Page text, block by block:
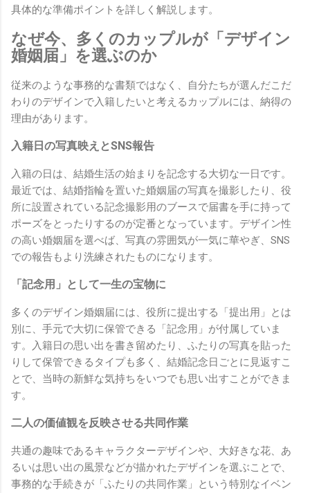
具体的な準備ポイントを詳しく解説します。
なぜ今、多くのカップルが「デザイン
婚姻届」を選ぶのか
従来のような事務的な書類ではなく、自分たちが選んだこだ
わりのデザインで入籍したいと考えるカップルには、納得の
理由があります。
入籍日の写真映えとSNS報告
入籍の日は、結婚生活の始まりを記念する大切な一日です。
最近では、結婚指輪を置いた婚姻届の写真を撮影したり、役
所に設置されている記念撮影用のブースで届書を手に持って
ポーズをとったりするのが定番となっています。デザイン性
の高い婚姻届を選べば、写真の雰囲気が一気に華やぎ、SNS
での報告もより洗練されたものになります。
「記念用」として一生の宝物に
多くのデザイン婚姻届には、役所に提出する「提出用」とは
別に、手元で大切に保管できる「記念用」が付属していま
す。入籍日の思い出を書き留めたり、ふたりの写真を貼った
りして保管できるタイプも多く、結婚記念日ごとに見返すこ
とで、当時の新鮮な気持ちをいつでも思い出すことができま
す。
二人の価値観を反映させる共同作業
共通の趣味であるキャラクターデザインや、大好きな花、あ
るいは思い出の風景などが描かれたデザインを選ぶことで、
事務的な手続きが「ふたりの共同作業」という特別なイベン